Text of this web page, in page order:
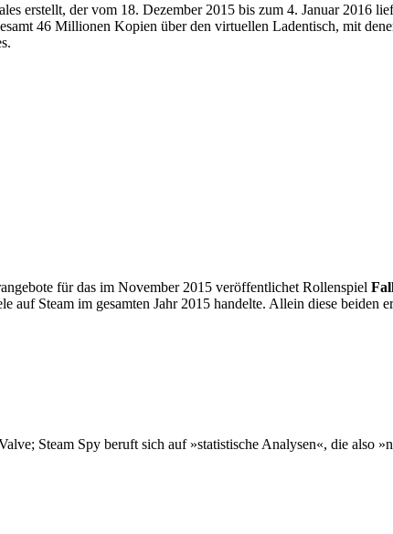
erstellt, der vom 18. Dezember 2015 bis zum 4. Januar 2016
46 Millionen Kopien über den virtuellen Ladentisch, mit
für das im November 2015 veröffentlichet Rollenspiel
auf Steam im gesamten Jahr 2015 handelte. Allein diese
Steam Spy beruft sich auf »statistische Analysen«, die also